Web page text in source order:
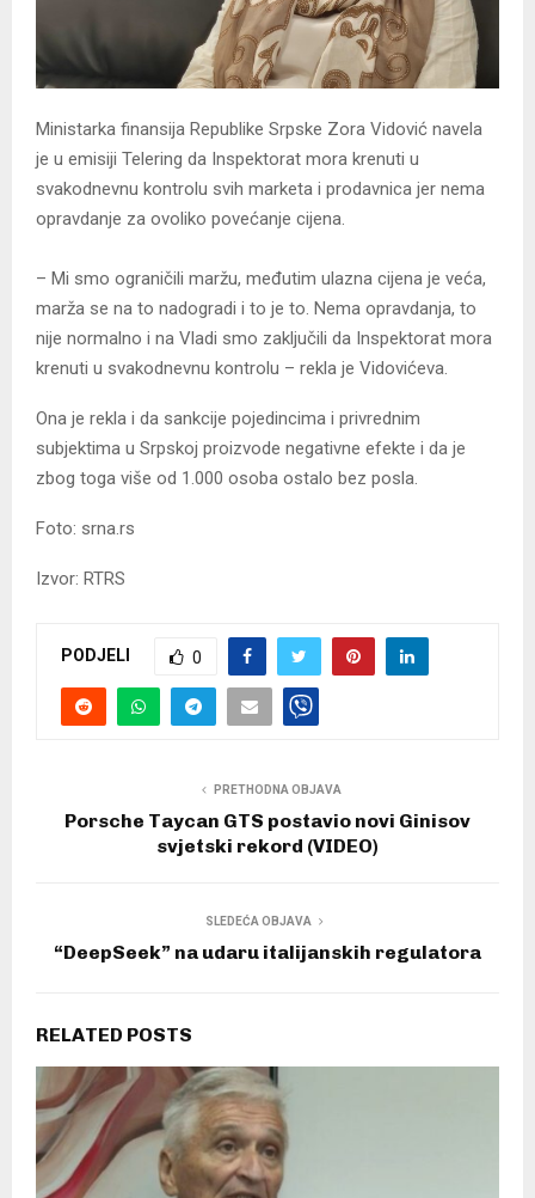
Ministarka finansija Republike Srpske Zora Vidović navela
je u emisiji Telering da Inspektorat mora krenuti u
svakodnevnu kontrolu svih marketa i prodavnica jer nema
opravdanje za ovoliko povećanje cijena.
– Mi smo ograničili maržu, međutim ulazna cijena je veća,
marža se na to nadogradi i to je to. Nema opravdanja, to
nije normalno i na Vladi smo zaključili da Inspektorat mora
krenuti u svakodnevnu kontrolu – rekla je Vidovićeva.
Ona je rekla i da sankcije pojedincima i privrednim
subjektima u Srpskoj proizvode negativne efekte i da je
zbog toga više od 1.000 osoba ostalo bez posla.
Foto: srna.rs
Izvor: RTRS
PODJELI 0
PRETHODNA OBJAVA
Porsche Taycan GTS postavio novi Ginisov
svjetski rekord (VIDEO)
SLEDEĆA OBJAVA
“DeepSeek” na udaru italijanskih regulatora
RELATED POSTS